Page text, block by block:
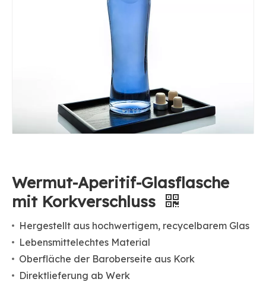
Wermut-Aperitif-Glasflasche
mit Korkverschluss
Hergestellt aus hochwertigem, recycelbarem Glas
Lebensmittelechtes Material
Oberfläche der Baroberseite aus Kork
Direktlieferung ab Werk